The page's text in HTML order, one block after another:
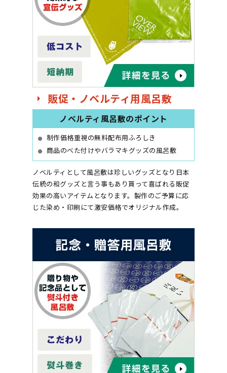
販促・ノベルティ用風呂敷
ノベルティ風呂敷のポイント
制作価格重視の無料配布用ふろしき
商品のべた付けやバラマキグッズの風呂敷
ノベルティとして風呂敷は珍しいグッズとなり日本
伝統の和グッズと言う事もあり貰って喜ばれる販促
効果の高いアイテムとなります。製作のご予算に応
じた染め・印刷にて激安価格でオリジナル作成。